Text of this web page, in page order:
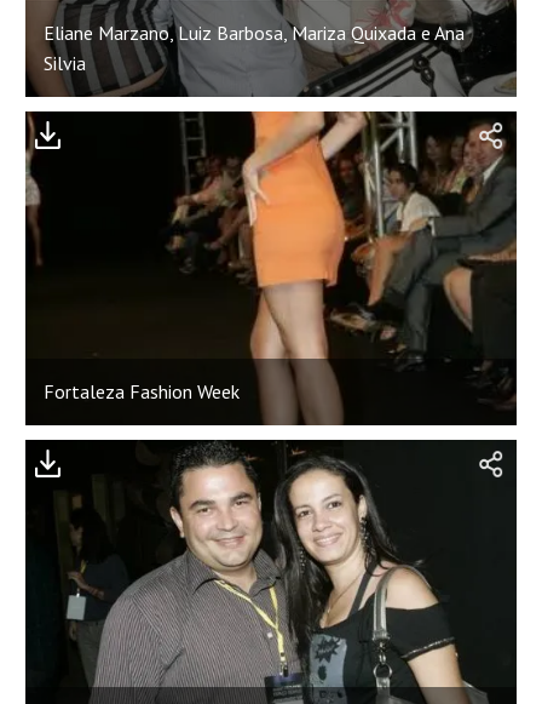
Eliane Marzano, Luiz Barbosa, Mariza Quixada e Ana
Silvia
Fortaleza Fashion Week